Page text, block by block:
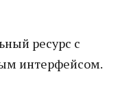
ресурс с
интерфейсом.